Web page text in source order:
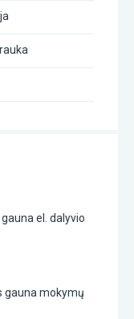
el. dalyvio
gauna mokymų